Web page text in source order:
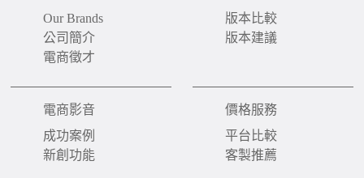
Our Brands
公司簡介
電商徵才
版本比較
版本建議
電商影音
成功案例
新創功能
價格服務
平台比較
客製推薦